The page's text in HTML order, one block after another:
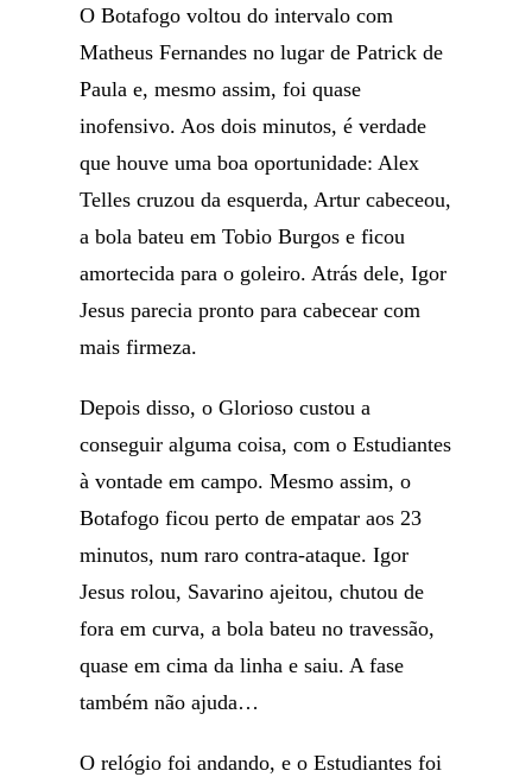
O Botafogo voltou do intervalo com
Matheus Fernandes no lugar de Patrick de
Paula e, mesmo assim, foi quase
inofensivo. Aos dois minutos, é verdade
que houve uma boa oportunidade: Alex
Telles cruzou da esquerda, Artur cabeceou,
a bola bateu em Tobio Burgos e ficou
amortecida para o goleiro. Atrás dele, Igor
Jesus parecia pronto para cabecear com
mais firmeza.
Depois disso, o Glorioso custou a
conseguir alguma coisa, com o Estudiantes
à vontade em campo. Mesmo assim, o
Botafogo ficou perto de empatar aos 23
minutos, num raro contra-ataque. Igor
Jesus rolou, Savarino ajeitou, chutou de
fora em curva, a bola bateu no travessão,
quase em cima da linha e saiu. A fase
também não ajuda…
O relógio foi andando, e o Estudiantes foi